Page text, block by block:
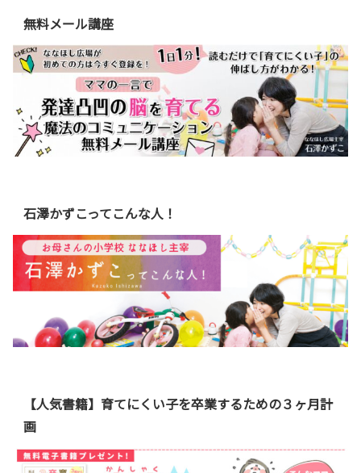
無料メール講座
石澤かずこってこんな人！
【人気書籍】育てにくい子を卒業するための３ヶ月計
画